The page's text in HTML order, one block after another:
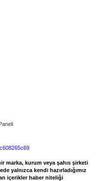
marka, kurum veya şahıs şirketi
yalnızca kendi hazırladığımız
içerikler haber niteliği